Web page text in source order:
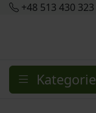
+48 513 430 323
Kategorie